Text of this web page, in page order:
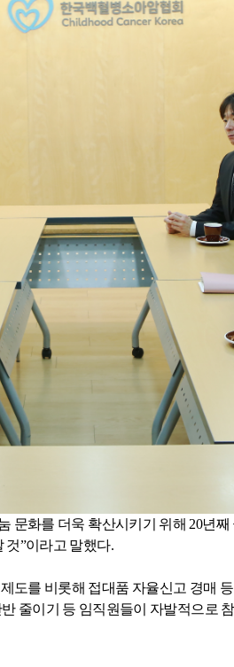
문화를 더욱 확산시키기 위해 20년째
것”이라고 말했다.
도를 비롯해 접대품 자율신고 경매
반 줄이기 등 임직원들이 자발적으로